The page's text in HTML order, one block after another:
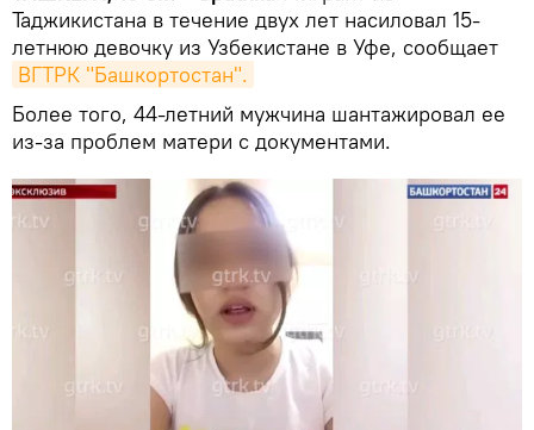
Таджикистана в течение двух лет насиловал 15-
летнюю девочку из Узбекистане в Уфе, сообщает
ВГТРК "Башкортостан".
Более того, 44-летний мужчина шантажировал ее
из-за проблем матери с документами.